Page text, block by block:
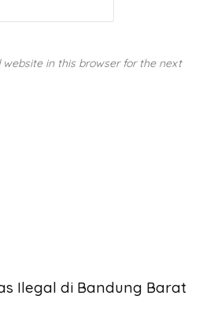
website in this browser for the next
Ilegal di Bandung Barat